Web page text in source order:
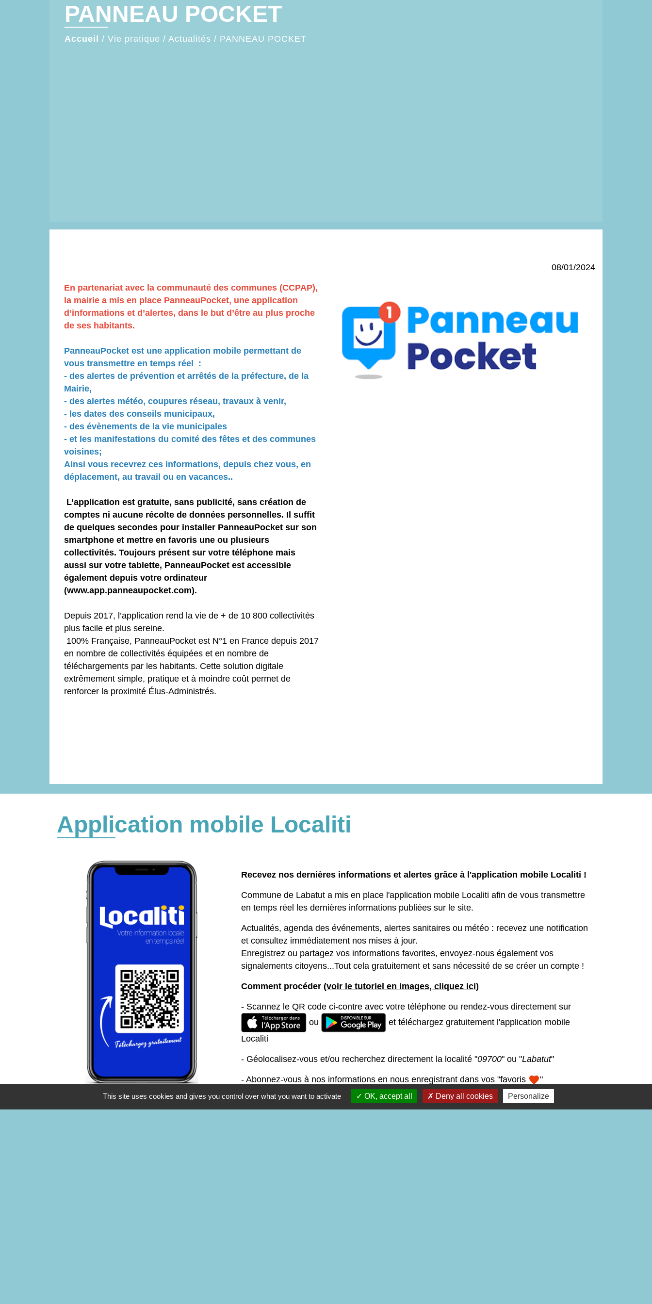
PANNEAU POCKET
Accueil / Vie pratique / Actualités / PANNEAU POCKET
08/01/2024
En partenariat avec la communauté des communes (CCPAP),
la mairie a mis en place PanneauPocket, une application
d’informations et d’alertes, dans le but d’être au plus proche
de ses habitants.
PanneauPocket est une application mobile permettant de
vous transmettre en temps réel :
- des alertes de prévention et arrêtés de la préfecture, de la
Mairie,
- des alertes météo, coupures réseau, travaux à venir,
- les dates des conseils municipaux,
- des évènements de la vie municipales
- et les manifestations du comité des fêtes et des communes
voisines;
Ainsi vous recevrez ces informations, depuis chez vous, en
déplacement, au travail ou en vacances..
L’application est gratuite, sans publicité, sans création de
comptes ni aucune récolte de données personnelles. Il suffit
de quelques secondes pour installer PanneauPocket sur son
smartphone et mettre en favoris une ou plusieurs
collectivités. Toujours présent sur votre téléphone mais
aussi sur votre tablette, PanneauPocket est accessible
également depuis votre ordinateur
(www.app.panneaupocket.com).
Depuis 2017, l’application rend la vie de + de 10 800 collectivités
plus facile et plus sereine.
100% Française, PanneauPocket est N°1 en France depuis 2017
en nombre de collectivités équipées et en nombre de
téléchargements par les habitants. Cette solution digitale
extrêmement simple, pratique et à moindre coût permet de
renforcer la proximité Élus-Administrés.
Application mobile Localiti
Recevez nos dernières informations et alertes grâce à l'application mobile Localiti !
Commune de Labatut a mis en place l'application mobile Localiti afin de vous transmettre
en temps réel les dernières informations publiées sur le site.
Actualités, agenda des événements, alertes sanitaires ou météo : recevez une notification
et consultez immédiatement nos mises à jour.
Enregistrez ou partagez vos informations favorites, envoyez-nous également vos
signalements citoyens...Tout cela gratuitement et sans nécessité de se créer un compte !
Comment procéder (voir le tutoriel en images, cliquez ici)
- Scannez le QR code ci-contre avec votre téléphone ou rendez-vous directement sur
ou
et téléchargez gratuitement l'application mobile
Localiti
- Géolocalisez-vous et/ou recherchez directement la localité "09700" ou "Labatut"
- Abonnez-vous à nos informations en nous enregistrant dans vos "favoris favorite"
This site uses cookies and gives you control over what you want to activate OK, accept all Deny all cookies Personalize